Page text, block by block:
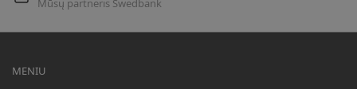
Mūsų partneris Swedbank
MENIU